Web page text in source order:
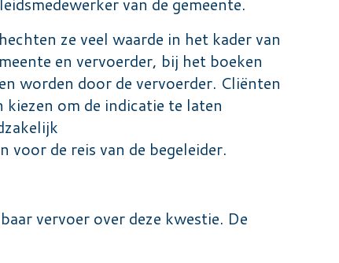
ze veel waarde in het kader van
en vervoerder, bij het boeken
worden door de vervoerder. Cliënten
om de indicatie te laten
de reis van de begeleider.
vervoer over deze kwestie. De